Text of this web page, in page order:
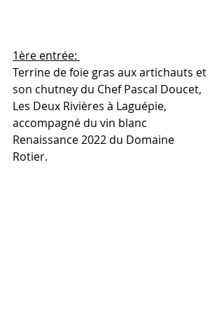
1ère entrée:
Terrine de foie gras aux artichauts et
son chutney du Chef Pascal Doucet,
Les Deux Rivières à Laguépie,
accompagné du vin blanc
Renaissance 2022 du Domaine
Rotier.